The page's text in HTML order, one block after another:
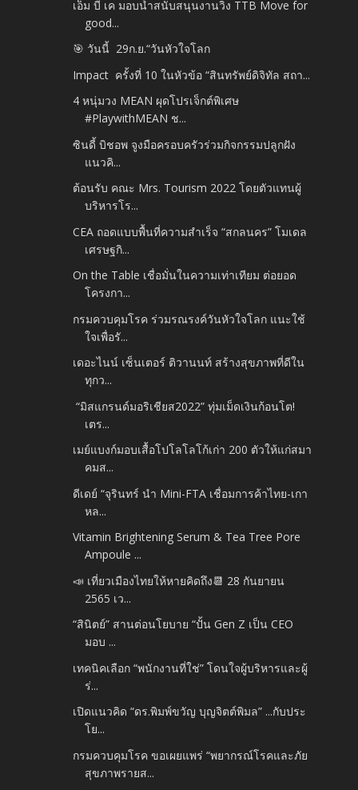
เอ็ม บี เค มอบน้ำสนับสนุนงานวิ่ง TTB Move for
good...
🎯 วันนี้ 29ก.ย.​“วันหัวใจโลก
Impact ครั้งที่ 10 ในหัวข้อ “สินทรัพย์ดิจิทัล สถา...
4 หนุ่มวง MEAN ผุดโปรเจ็กต์พิเศษ
#PlaywithMEAN ช...
ซินดี้ บิชอพ จูงมือครอบครัวร่วมกิจกรรมปลูกฝัง
แนวคิ...
ต้อนรับ คณะ Mrs. Tourism 2022 โดยตัวแทนผู้
บริหารโร...
CEA ถอดแบบพื้นที่ความสำเร็จ “สกลนคร” โมเดล
เศรษฐกิ...
On the Table เชื่อมั่นในความเท่าเทียม ต่อยอด
โครงกา...
กรมควบคุมโรค ร่วมรณรงค์วันหัวใจโลก แนะใช้
ใจเพื่อรั...
เดอะไนน์ เซ็นเตอร์ ติวานนท์ สร้างสุขภาพที่ดีใน
ทุกว...
“มิสแกรนด์มอริเชียส2022” ทุ่มเม็ดเงินก้อนโต!
เตร...
เมย์แบงก์มอบเสื้อโปโลโลโก้เก่า 200 ตัวให้แก่สมา
คมส...
ดีเดย์ “จุรินทร์ นำ Mini-FTA เชื่อมการค้าไทย-เกา
หล...
Vitamin Brightening Serum & Tea Tree Pore
Ampoule ...
📣 เที่ยวเมืองไทยให้หายคิดถึง📆 28 กันยายน
2565 เว...
“สินิตย์” สานต่อนโยบาย “ปั้น Gen Z เป็น CEO
มอบ ...
เทคนิคเลือก “พนักงานที่ใช่” โดนใจผู้บริหารและผู้
ร่...
เปิดแนวคิด “ดร.พิมพ์ขวัญ บุญจิตต์พิมล” ...กับประ
โย...
กรมควบคุมโรค ขอเผยแพร่ “พยากรณ์โรคและภัย
สุขภาพรายส...